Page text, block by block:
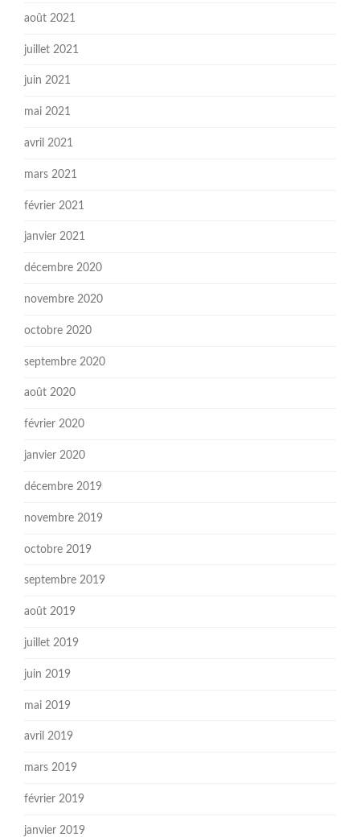
août 2021
juillet 2021
juin 2021
mai 2021
avril 2021
mars 2021
février 2021
janvier 2021
décembre 2020
novembre 2020
octobre 2020
septembre 2020
août 2020
février 2020
janvier 2020
décembre 2019
novembre 2019
octobre 2019
septembre 2019
août 2019
juillet 2019
juin 2019
mai 2019
avril 2019
mars 2019
février 2019
janvier 2019